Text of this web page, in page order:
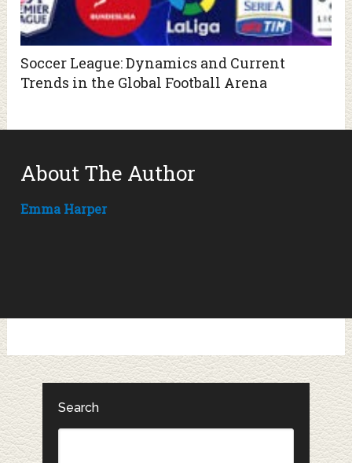
Soccer League: Dynamics and Current
Trends in the Global Football Arena
About The Author
Emma Harper
Search